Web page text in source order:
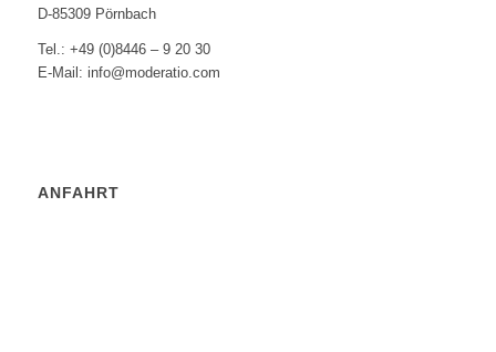
D-85309 Pörnbach
Tel.: +49 (0)8446 – 9 20 30
E-Mail: info@moderatio.com
ANFAHRT